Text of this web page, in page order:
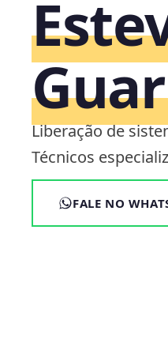
Liberação de
Técnicos
FALE NO